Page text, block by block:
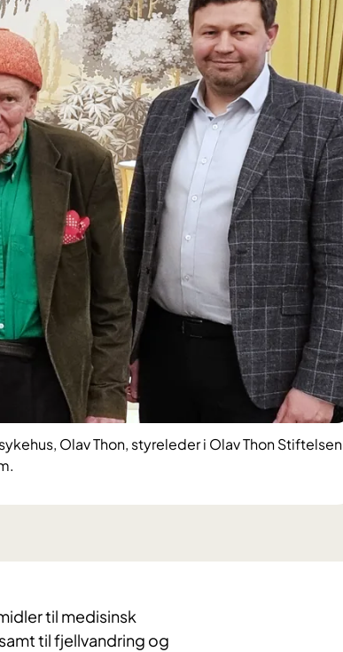
Olav Thon, styreleder i Olav Thon Stiftelsen
til medisinsk
til fjellvandring og